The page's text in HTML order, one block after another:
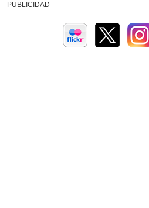
PUBLICIDAD